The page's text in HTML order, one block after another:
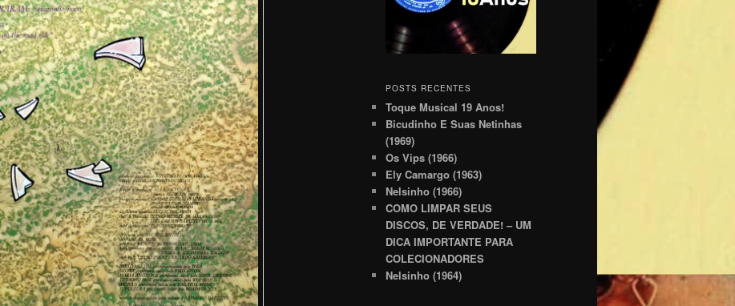
POSTS RECENTES
Toque Musical 19 Anos!
Bicudinho E Suas Netinhas
(1969)
Os Vips (1966)
Ely Camargo (1963)
Nelsinho (1966)
COMO LIMPAR SEUS
DISCOS, DE VERDADE! – UM
DICA IMPORTANTE PARA
COLECIONADORES
Nelsinho (1964)